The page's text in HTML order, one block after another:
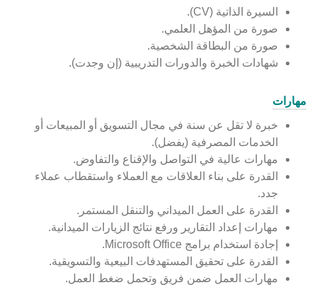
السيرة الذاتية (CV).
صورة من المؤهل العلمي.
صورة من البطاقة الشخصية.
شهادات الخبرة والدورات التدريبية (إن وجدت).
مهارات
خبرة لا تقل عن سنة في مجال التسويق أو المبيعات أو
الخدمات المصرفية (يفضل).
مهارات عالية في التواصل والإقناع والتفاوض.
القدرة على بناء العلاقات مع العملاء واستقطاب عملاء
جدد.
القدرة على العمل الميداني والتنقل المستمر.
مهارات إعداد التقارير ورفع نتائج الزيارات الميدانية.
إجادة استخدام برامج Microsoft Office.
القدرة على تحقيق المستهدفات البيعية والتسويقية.
مهارات العمل ضمن فريق وتحمل ضغط العمل.